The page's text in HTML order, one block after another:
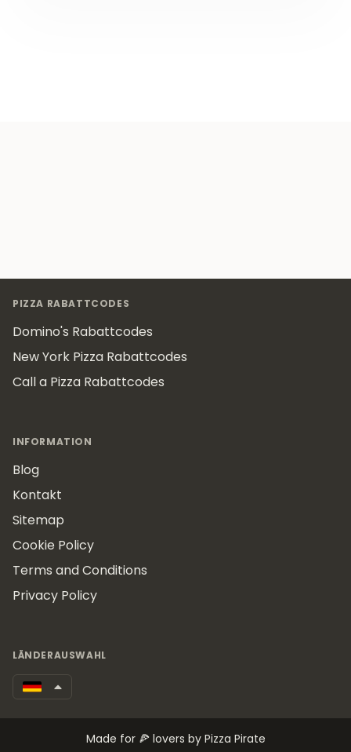
PIZZA RABATTCODES
Domino's Rabattcodes
New York Pizza Rabattcodes
Call a Pizza Rabattcodes
INFORMATION
Blog
Kontakt
Sitemap
Cookie Policy
Terms and Conditions
Privacy Policy
LÄNDERAUSWAHL
Made for 🍕 lovers by Pizza Pirate